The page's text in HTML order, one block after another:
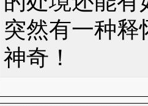
突然有一种
神奇！